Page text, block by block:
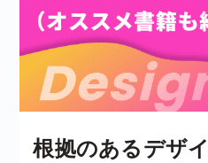
根拠のあるデザ